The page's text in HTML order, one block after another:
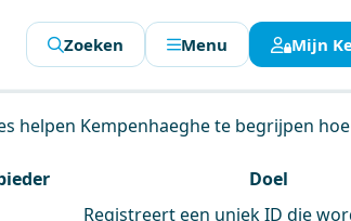
verbeteren.
helpen Kempenhaeghe te begrijpen
Doel
Registreert een uniek ID die
Zoeken Menu Mijn